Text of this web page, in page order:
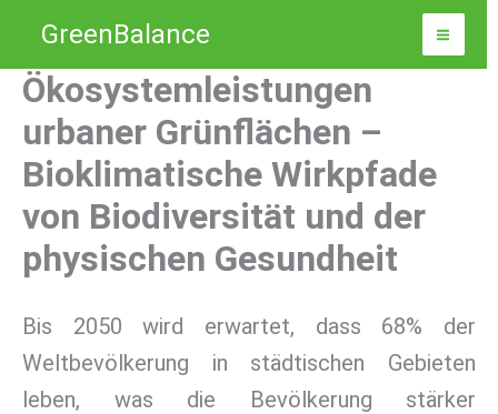
Inhalt
springen
GreenBalance
Ökosystemleistungen
urbaner Grünflächen –
Bioklimatische Wirkpfade
von Biodiversität und der
physischen Gesundheit
Bis 2050 wird erwartet, dass 68% der
Weltbevölkerung in städtischen Gebieten
leben, was die Bevölkerung stärker